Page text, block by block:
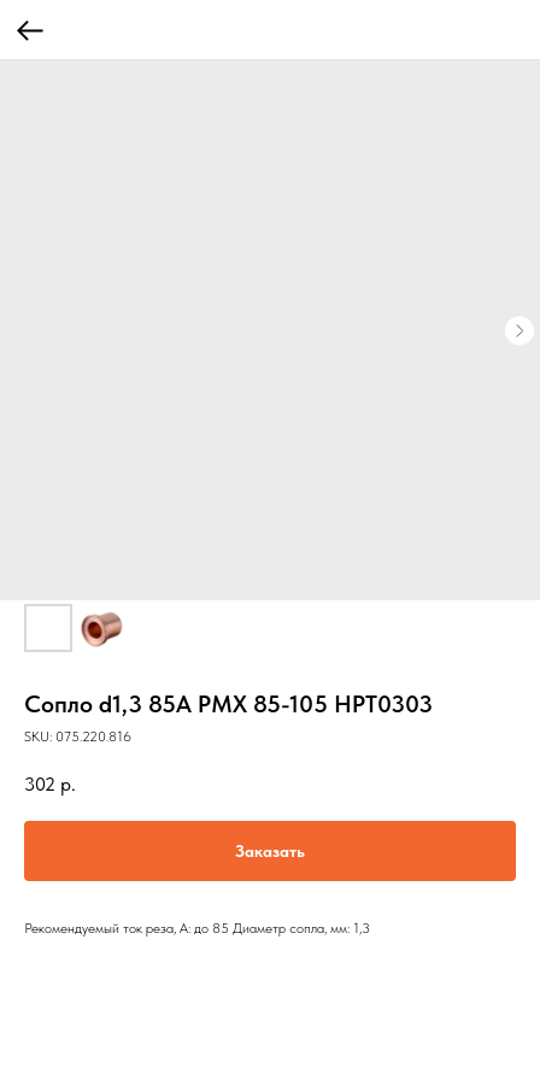
Сопло d1,3 85A PMX 85-105 HPT0303
SKU: 075.220.816
302 р.
Заказать
Рекомендуемый ток реза, А: до 85 Диаметр сопла, мм: 1,3